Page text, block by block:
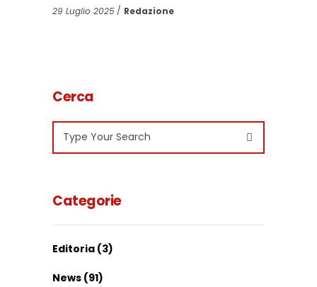
29 Luglio 2025 Redazione
Cerca
Search
for:
Categorie
Editoria (3)
News (91)